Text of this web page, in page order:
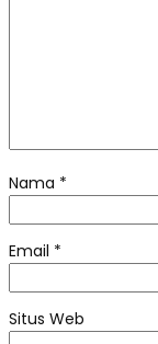
Nama *
Email *
Situs Web